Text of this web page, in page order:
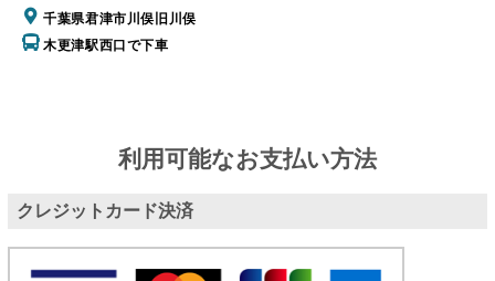
千葉県君津市川俣旧川俣
木更津駅西口で下車
利用可能なお支払い方法
クレジットカード決済